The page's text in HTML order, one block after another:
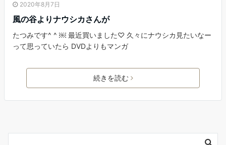
2020年8月7日
風の谷よりナウシカさんが
たつみです^ ^ ￼ 最近買いました♡ 久々にナウシカ見たいなー
って思っていたら DVDよりもマンガ
続きを読む